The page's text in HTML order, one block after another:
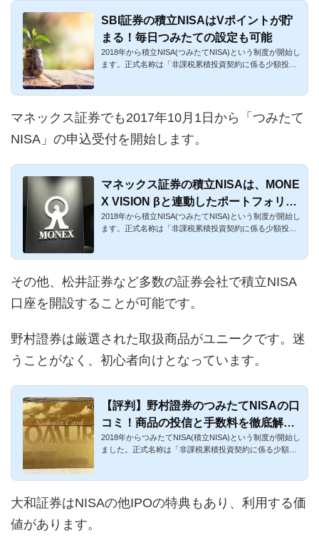
SBI証券の積立NISAはVポイントが貯
まる！毎日つみたての設定も可能
2018年から積立NISA(つみたてNISA)という制度が開始し
ます。正式名称は「非課税累積投資契約に係る少額投資
マネックス証券でも2017年10月1日から「つみたて
NISA」の申込受付を開始します。
マネックス証券の積立NISAは、MONE
X VISION βと連動したポートフォリオ
分析が魅力！
2018年から積立NISA(つみたてNISA)という制度が開始し
ます。正式名称は「非課税累積投資契約に係る少額投資
その他、松井証券など多数の証券会社で積立NISA
口座を開設することが可能です。
野村證券は厳選された取扱商品がユニークです。迷
うことがなく、初心者向けとなっています。
【評判】野村證券のつみたてNISAの口
コミ！商品の投信と手数料を徹底解
説！
2018年からつみたてNISA(積立NISA)という制度が開始し
ました。正式名称は「非課税累積投資契約に係る少額投
大和証券はNISAの他IPOの特典もあり、利用する価
値があります。